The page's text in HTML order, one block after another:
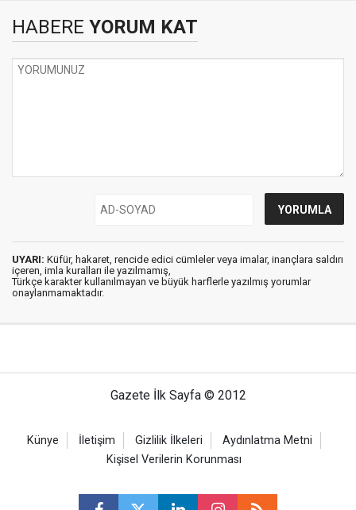
HABERE YORUM KAT
UYARI: Küfür, hakaret, rencide edici cümleler veya imalar, inançlara saldırı
içeren, imla kuralları ile yazılmamış,
Türkçe karakter kullanılmayan ve büyük harflerle yazılmış yorumlar
onaylanmamaktadır.
Gazete İlk Sayfa © 2012
Künye İletişim Gizlilik İlkeleri
Aydınlatma Metni
Kişisel Verilerin Korunması